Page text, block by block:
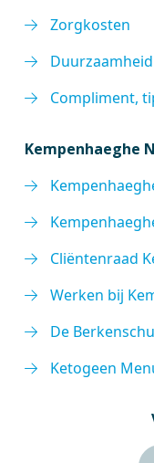
Zorgkosten
Duurzaamheid
Compliment,
Kempenhaeghe
Cliëntenraad
Werken bij
De
Ketogeen